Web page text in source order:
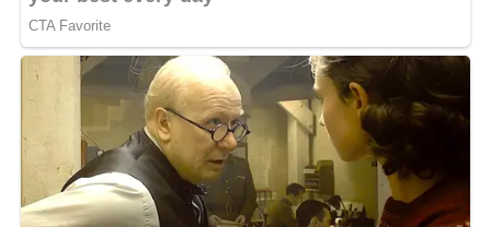
L’élection s’annonce d’ores et déjà comme l’une des plus
disputées de Libreville.
MOTS-CLÉS : UNE